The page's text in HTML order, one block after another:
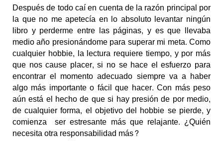
Después de todo caí en cuenta de la razón principal por
la que no me apetecía en lo absoluto levantar ningún
libro y perderme entre las páginas, y es que llevaba
medio año presionándome para superar mi meta. Como
cualquier hobbie, la lectura requiere tiempo, y por más
que nos cause placer, si no se hace el esfuerzo para
encontrar el momento adecuado siempre va a haber
algo más importante o fácil que hacer. Con más peso
aún está el hecho de que si hay presión de por medio,
de cualquier forma, el objetivo del hobbie se pierde, y
comienza ser estresante más que relajante. ¿Quién
necesita otra responsabilidad más?